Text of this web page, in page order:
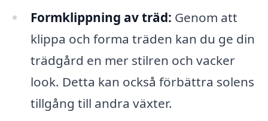
Formklippning av träd: Genom att
klippa och forma träden kan du ge din
trädgård en mer stilren och vacker
look. Detta kan också förbättra solens
tillgång till andra växter.